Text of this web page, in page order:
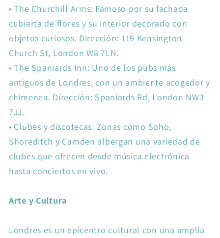
• The Churchill Arms: Famoso por su fachada
cubierta de flores y su interior decorado con
objetos curiosos. Dirección: 119 Kensington
Church St, London W8 7LN.
• The Spaniards Inn: Uno de los pubs más
antiguos de Londres, con un ambiente acogedor y
chimenea. Dirección: Spaniards Rd, London NW3
7JJ.
• Clubes y discotecas: Zonas como Soho,
Shoreditch y Camden albergan una variedad de
clubes que ofrecen desde música electrónica
hasta conciertos en vivo.
Arte y Cultura
Londres es un epicentro cultural con una amplia